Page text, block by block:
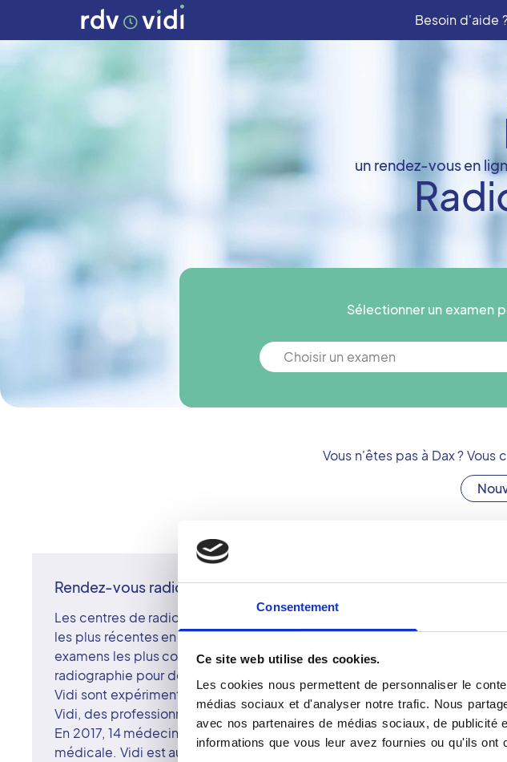
Consentement
Ce site web utilise des cookies.
Les cookies nous permettent de personnaliser le
médias sociaux et d'analyser notre trafic. Nous
avec nos partenaires de médias sociaux, de
informations que vous leur avez fournies ou qu'ils
Besoin d'aide
un rendez-vous en
Sélectionner un examen
Choisir un examen
Vous n'êtes pas à Dax? Vous
Rendez-vous radiographie à Dax
Les centres de radiologie membres du réseau Vidi offrent les technologies
les plus récentes en matière d'imagerie médicale en France. Parmi les
examens les plus courants pratiqués dans notre centre Vidi de Dax figure la
radiographie pour déceler certaines anomalies ou rassurer. Les radiologues
Vidi sont expérimentés et surspécialisés.
Vidi, des professionnels impliqués
En 2017, 14 médecins radiologues décident de former un réseau
médicale. Vidi est aujourd'hui un acteur majeur de l'imagerie médicale